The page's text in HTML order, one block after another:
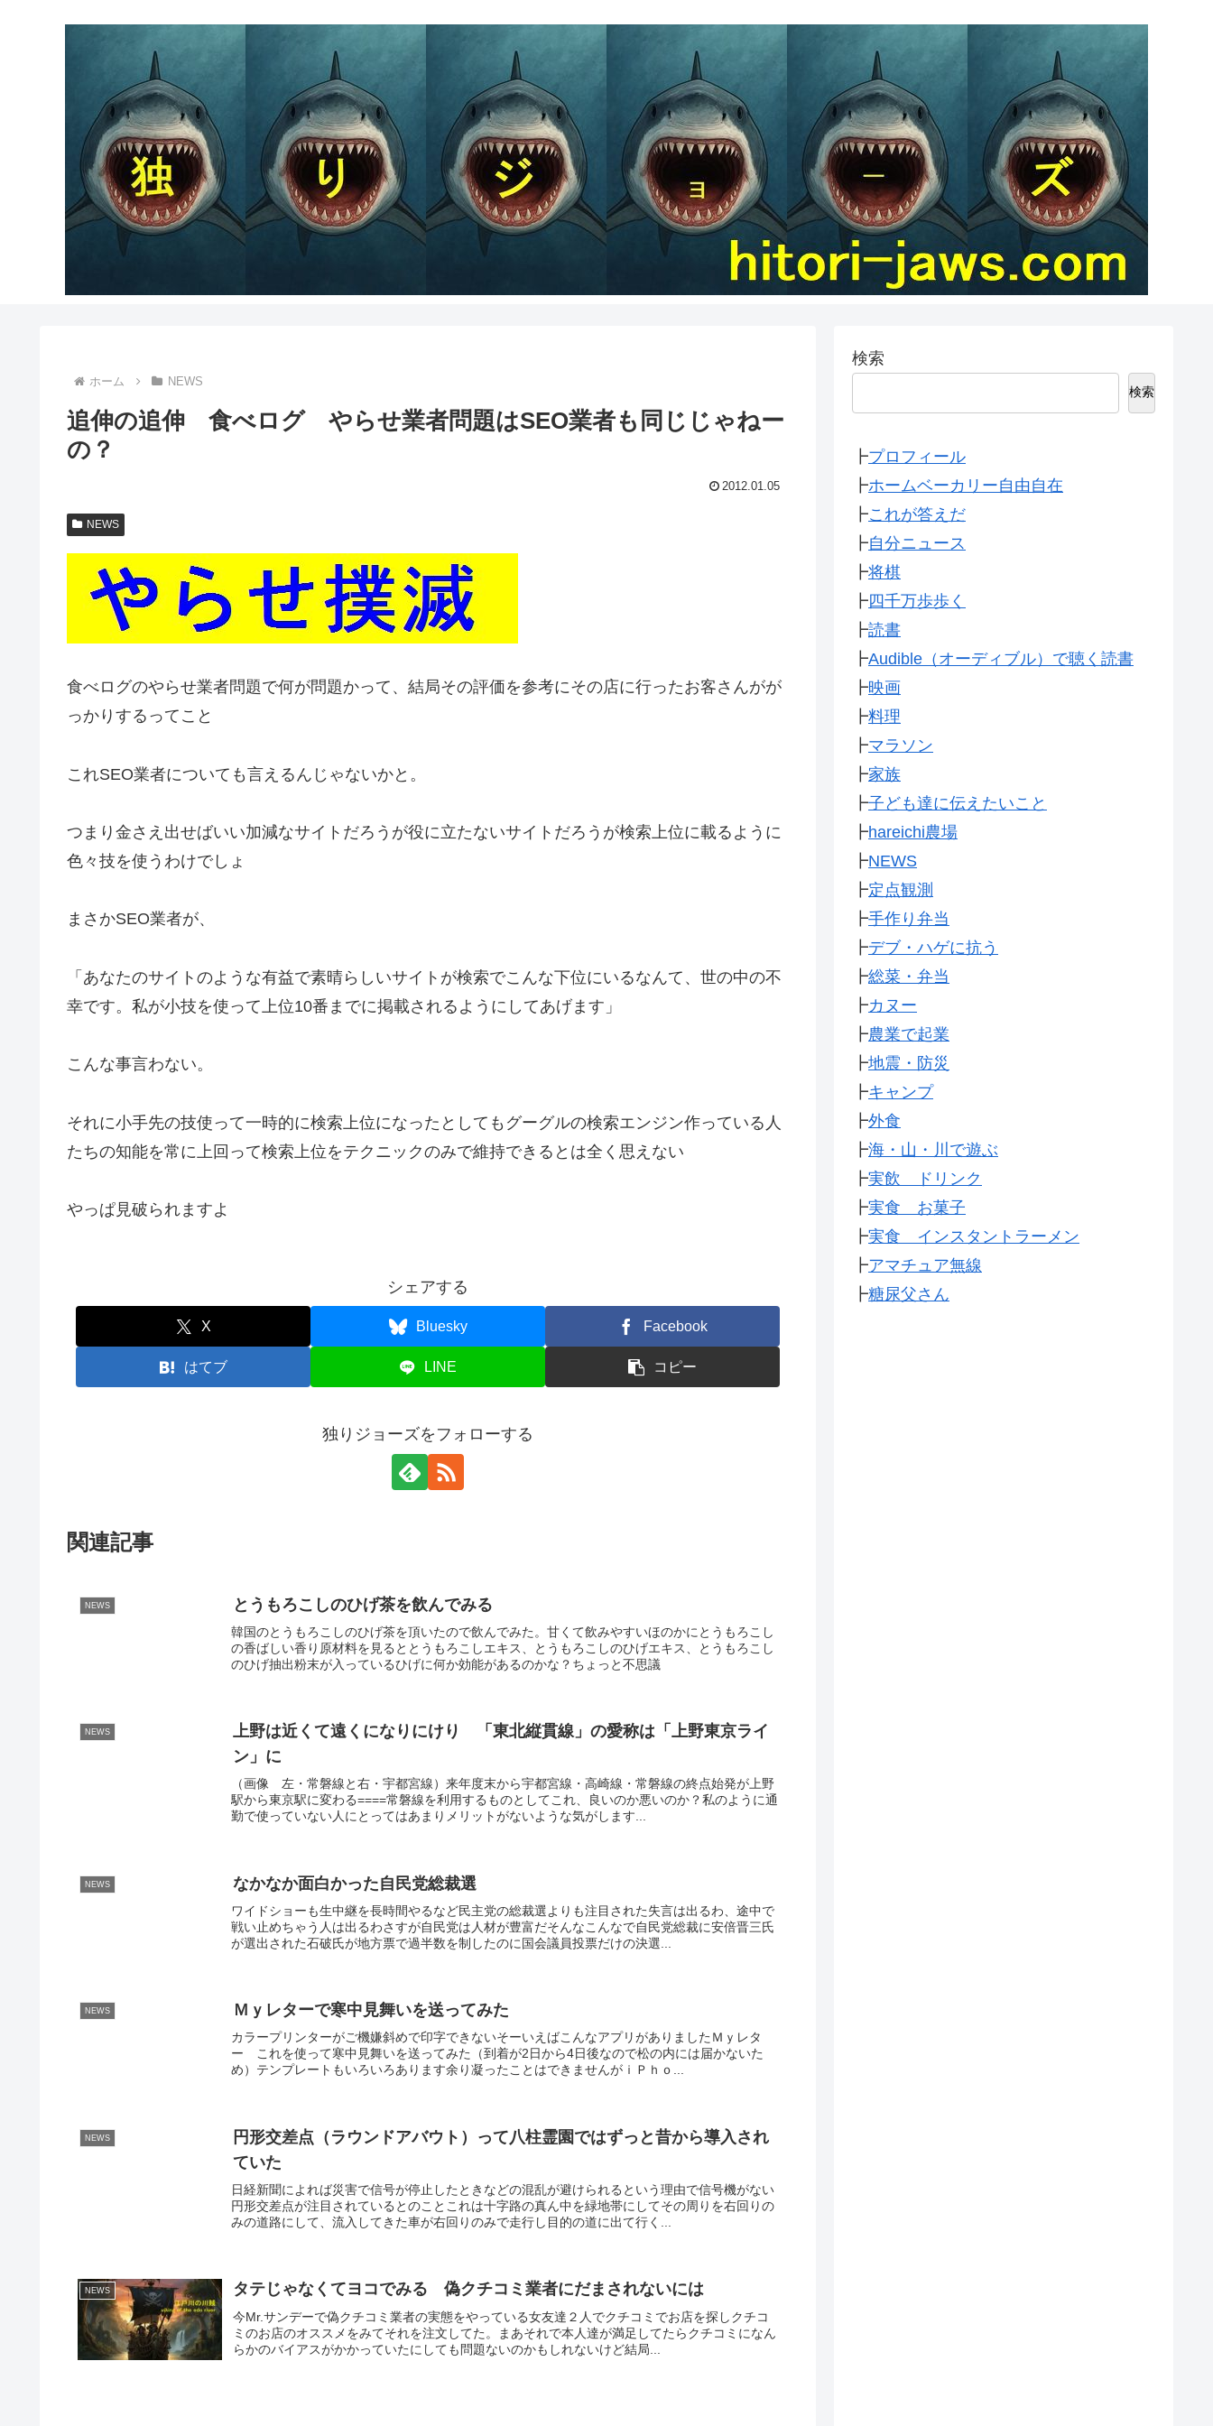
ホーム NEWS
追伸の追伸 食べログ やらせ業者問題はSEO業者も同じじゃねー
の？
2012.01.05
NEWS
食べログのやらせ業者問題で何が問題かって、結局その評価を参考にその店に行ったお客さんがが
っかりするってこと
これSEO業者についても言えるんじゃないかと。
つまり金さえ出せばいい加減なサイトだろうが役に立たないサイトだろうが検索上位に載るように
色々技を使うわけでしょ
まさかSEO業者が、
「あなたのサイトのような有益で素晴らしいサイトが検索でこんな下位にいるなんて、世の中の不
幸です。私が小技を使って上位10番までに掲載されるようにしてあげます」
こんな事言わない。
それに小手先の技使って一時的に検索上位になったとしてもグーグルの検索エンジン作っている人
たちの知能を常に上回って検索上位をテクニックのみで維持できるとは全く思えない
やっぱ見破られますよ
シェアする
X Bluesky Facebook
はてブ LINE コピー
独りジョーズをフォローする
関連記事
NEWS とうもろこしのひげ茶を飲んでみる
韓国のとうもろこしのひげ茶を頂いたので飲んでみた。甘くて飲みやすいほのかにとうもろこし
の香ばしい香り原材料を見るととうもろこしエキス、とうもろこしのひげエキス、とうもろこし
のひげ抽出粉末が入っているひげに何か効能があるのかな？ちょっと不思議
NEWS
上野は近くて遠くになりにけり 「東北縦貫線」の愛称は「上野東京ライ
ン」に
（画像 左・常磐線と右・宇都宮線）来年度末から宇都宮線・高崎線・常磐線の終点始発が上野
駅から東京駅に変わる====常磐線を利用するものとしてこれ、良いのか悪いのか？私のように通
勤で使っていない人にとってはあまりメリットがないような気がします...
NEWS なかなか面白かった自民党総裁選
ワイドショーも生中継を長時間やるなど民主党の総裁選よりも注目された失言は出るわ、途中で
戦い止めちゃう人は出るわさすが自民党は人材が豊富だそんなこんなで自民党総裁に安倍晋三氏
が選出された石破氏が地方票で過半数を制したのに国会議員投票だけの決選...
NEWS Ｍｙレターで寒中見舞いを送ってみた
カラープリンターがご機嫌斜めで印字できないそーいえばこんなアプリがありましたＭｙレタ
ー これを使って寒中見舞いを送ってみた（到着が2日から4日後なので松の内には届かないた
め）テンプレートもいろいろあります余り凝ったことはできませんがｉＰｈｏ...
NEWS
円形交差点（ラウンドアバウト）って八柱霊園ではずっと昔から導入され
ていた
日経新聞によれば災害で信号が停止したときなどの混乱が避けられるという理由で信号機がない
円形交差点が注目されているとのことこれは十字路の真ん中を緑地帯にしてその周りを右回りの
みの道路にして、流入してきた車が右回りのみで走行し目的の道に出て行く...
NEWS タテじゃなくてヨコでみる 偽クチコミ業者にだまされないには
今Mr.サンデーで偽クチコミ業者の実態をやっている女友達２人でクチコミでお店を探しクチコ
ミのお店のオススメをみてそれを注文してた。まあそれで本人達が満足してたらクチコミになん
らかのバイアスがかかっていたにしても問題ないのかもしれないけど結局...
検索
検索
┣プロフィール
┣ホームベーカリー自由自在
┣これが答えだ
┣自分ニュース
┣将棋
┣四千万歩歩く
┣読書
┣Audible（オーディブル）で聴く読書
┣映画
┣料理
┣マラソン
┣家族
┣子ども達に伝えたいこと
┣hareichi農場
┣NEWS
┣定点観測
┣手作り弁当
┣デブ・ハゲに抗う
┣総菜・弁当
┣カヌー
┣農業で起業
┣地震・防災
┣キャンプ
┣外食
┣海・山・川で遊ぶ
┣実飲 ドリンク
┣実食 お菓子
┣実食 インスタントラーメン
┣アマチュア無線
┣糖尿父さん